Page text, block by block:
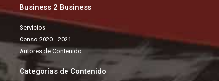
Business 2 Business
Servicios
Censo 2020 - 2021
Autores de Contenido
Categorías de Contenido